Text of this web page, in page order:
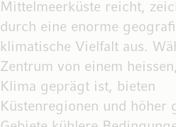
Mittelmeerküste reicht,
durch eine enorme
klimatische Vielfalt aus.
Zentrum von einem
Klima geprägt ist, bieten
Küstenregionen und höher